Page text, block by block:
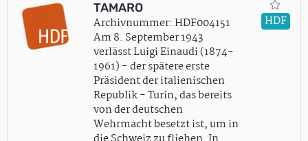
TAMARO
Archivnummer: HDF004151
Am 8. September 1943
verlässt Luigi Einaudi (1874-
1961) - der spätere erste
Präsident der italienischen
Republik - Turin, das bereits
von der deutschen
Wehrmacht besetzt ist, um in
HDF